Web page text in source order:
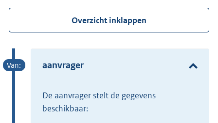
Overzicht inklappen
aanvrager
de aanvrager stelt de gegevens
beschikbaar: